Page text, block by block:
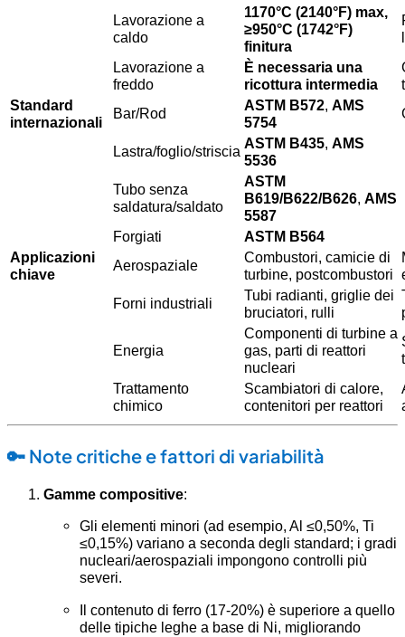
Lavorazione a
caldo
1170°C (2140°F) max,
≥950°C (1742°F)
finitura
Lavorazione a
freddo
È necessaria una
ricottura intermedia
Standard
internazionali
Bar/Rod ASTM B572, AMS
5754
Lastra/foglio/striscia ASTM B435, AMS
5536
Tubo senza
saldatura/saldato
ASTM
B619/B622/B626, AMS
5587
Forgiati
ASTM B564
Applicazioni
chiave
Aerospaziale
Combustori, camicie di
turbine, postcombustori
Forni industriali
Tubi radianti, griglie dei
bruciatori, rulli
Energia
Componenti di turbine a
gas, parti di reattori
nucleari
Trattamento
chimico
Scambiatori di calore,
contenitori per reattori
🔑 Note critiche e fattori di variabilità
Gamme compositive:
Gli elementi minori (ad esempio, Al ≤0,50%, Ti
≤0,15%) variano a seconda degli standard; i gradi
nucleari/aerospaziali impongono controlli più
severi.
Il contenuto di ferro (17-20%) è superiore a quello
delle tipiche leghe a base di Ni, migliorando